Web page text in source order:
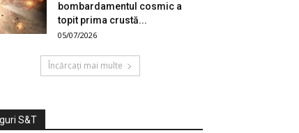
bombardamentul cosmic a
topit prima crustă...
05/07/2026
Încărcați mai multe
S&T